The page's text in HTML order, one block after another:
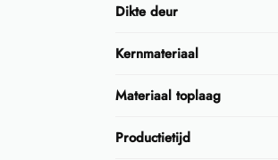
Dikte deur
Kernmateriaal
Materiaal toplaag
Productietijd